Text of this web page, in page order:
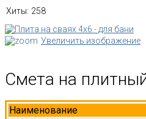
Хиты: 258
Увеличить изображение
Смета на
Наименование